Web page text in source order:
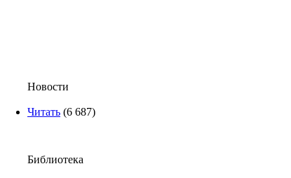
Новости
Читать (6 687)
Библиотека